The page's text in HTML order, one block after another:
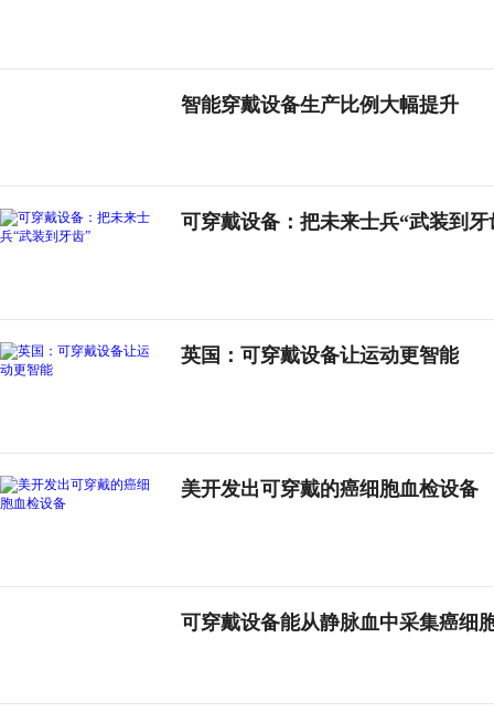
智能穿戴设备生产比例大幅提升
可穿戴设备：把未来士兵“武装到牙
英国：可穿戴设备让运动更智能
美开发出可穿戴的癌细胞血检设备
可穿戴设备能从静脉血中采集癌细